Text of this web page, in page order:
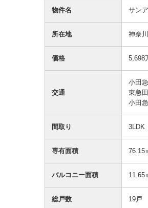
物件名 サン
所在地 神奈
価格 5,698
交通
小田
東急
小田
間取り 3LDK
専有面積 76.15
バルコニー面積 11.65
総戸数 19戸